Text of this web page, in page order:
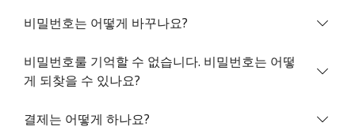
비밀번호를 생성하지 않았습니다
대문자 및 소문자
숫자
특수 문자
비밀번호는 어떻게 바꾸나요?
비밀번호룰 기억할 수 없습니다. 비밀번호는 어떻
게 되찾을 수 있나요?
결제는 어떻게 하나요?